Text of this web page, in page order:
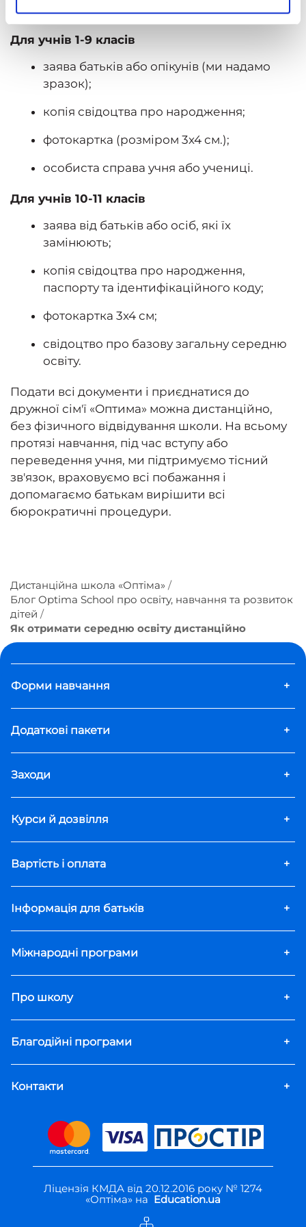
документів:
Для учнів 1-9 класів
заява батьків або опікунів (ми надамо
зразок);
копія свідоцтва про народження;
фотокартка (розміром 3х4 см.);
особиста справа учня або учениці.
Для учнів 10-11 класів
заява від батьків або осіб, які їх
замінюють;
копія свідоцтва про народження,
паспорту та ідентифікаційного коду;
фотокартка 3x4 см;
свідоцтво про базову загальну середню
освіту.
Подати всі документи і приєднатися до
дружної сім'ї «Оптима» можна дистанційно,
без фізичного відвідування школи. На всьому
протязі навчання, під час вступу або
переведення учня, ми підтримуємо тісний
зв'язок, враховуємо всі побажання і
допомагаємо батькам вирішити всі
бюрократичні процедури.
Дистанційна школа «Оптіма»
Блог Optima School про освіту, навчання та розвиток
дітей
Як отримати середню освіту дистанційно
Форми навчання +
Додаткові пакети +
Заходи +
Курси й дозвілля +
Вартість і оплата +
Інформація для батьків +
Міжнародні програми +
Про школу +
Благодійні програми +
Контакти +
Ліцензія КМДА від 20.12.2016 року № 1274
«Оптіма» на Education.ua